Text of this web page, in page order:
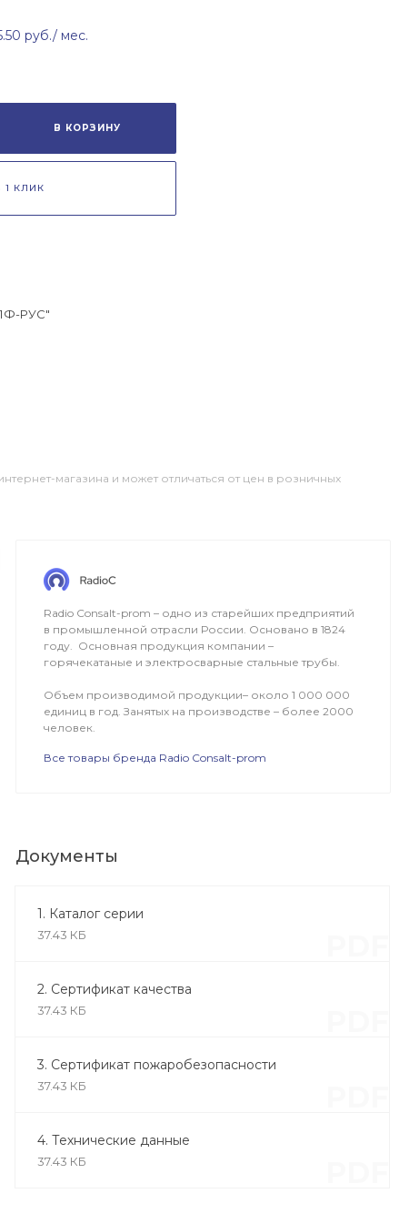
руб./ мес.
В КОРЗИНУ
1 КЛИК
РУС"
магазина и может отличаться от цен в розничных
Radio Consalt-prom – одно из старейших предприятий
в промышленной отрасли России. Основано в 1824
году. Основная продукция компании –
горячекатаные и электросварные стальные трубы.
Объем производимой продукции– около 1 000 000
единиц в год. Занятых на производстве – более 2000
человек.
Все товары бренда Radio Consalt-prom
Документы
1. Каталог серии
37.43 КБ
2. Сертификат качества
37.43 КБ
3. Сертификат пожаробезопасности
37.43 КБ
4. Технические данные
37.43 КБ